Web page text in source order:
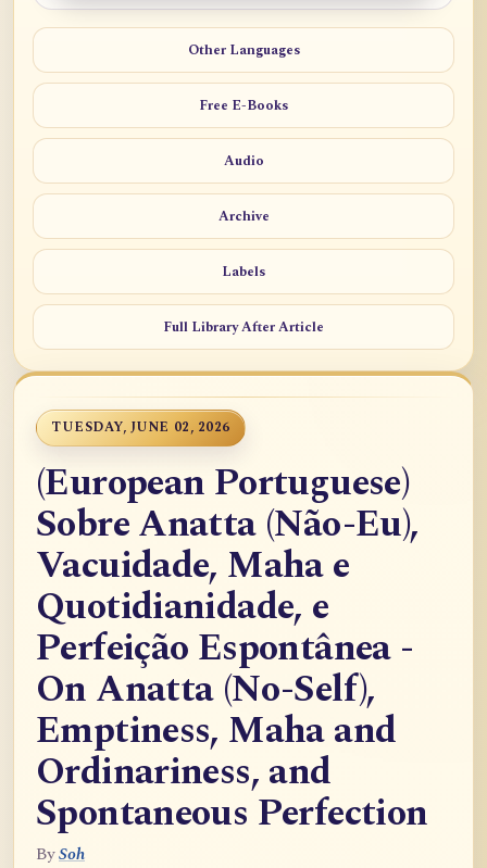
Other Languages
Free E-Books
Audio
Archive
Labels
Full Library After Article
TUESDAY, JUNE 02, 2026
(European Portuguese)
Sobre Anatta (Não-Eu),
Vacuidade, Maha e
Quotidianidade, e
Perfeição Espontânea -
On Anatta (No-Self),
Emptiness, Maha and
Ordinariness, and
Spontaneous Perfection
BySoh